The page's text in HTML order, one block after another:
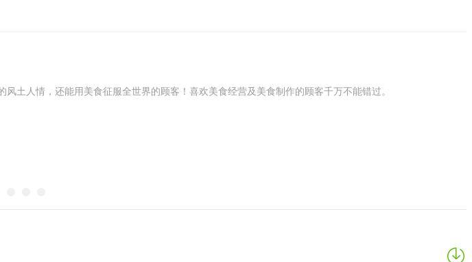
土人情，还能用美食征服全世界的顾客！喜欢美食经营及美食制作的顾客千万不能错过。